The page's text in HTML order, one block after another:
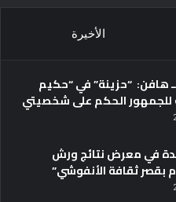
الأخيرة
هافن: “حزينة” في “حكيم
للجمهور الحكم على شخصيتي
في معرض نتائج ورش
بقصر ثقافة الأنفوشي”